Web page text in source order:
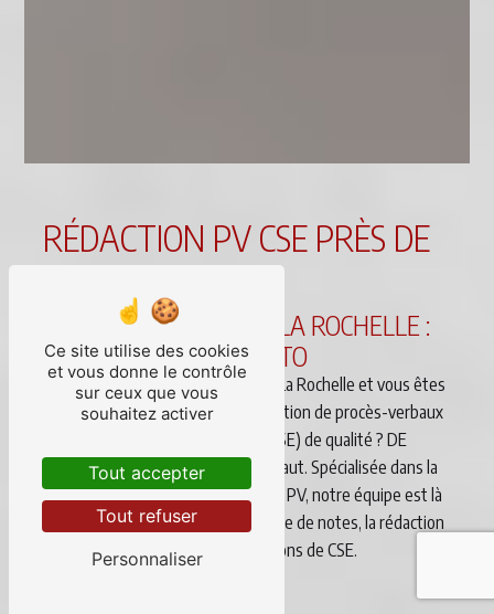
RÉDACTION PV CSE PRÈS DE
LA ROCHELLE
RÉDACTION PV CSE À LA ROCHELLE :
FAIRE APPEL À DE DICTO
Vous êtes une entreprise basée à La Rochelle et vous êtes
à la recherche d'un service de rédaction de procès-verbaux
de Comité Social et Économique (CSE) de qualité ? DE
DICTO est le partenaire qu'il vous faut. Spécialisée dans la
rédaction de comptes rendus et de PV, notre équipe est là
pour vous accompagner dans la prise de notes, la rédaction
et la diffusion des PV de vos réunions de CSE.
Ce site utilise des cookies
et vous donne le contrôle
sur ceux que vous
souhaitez activer
Tout accepter
Tout refuser
Personnaliser